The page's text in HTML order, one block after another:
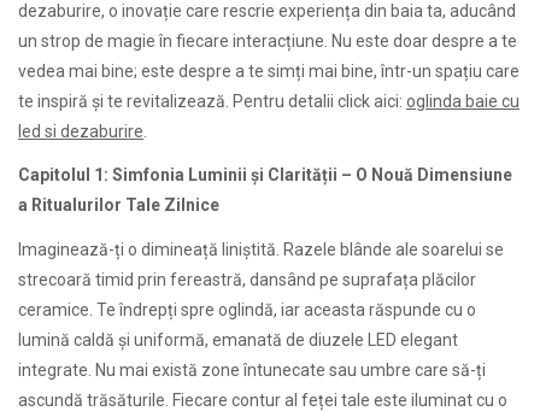
dezaburire, o inovație care rescrie experiența din baia ta, aducând
un strop de magie în fiecare interacțiune. Nu este doar despre a te
vedea mai bine; este despre a te simți mai bine, într-un spațiu care
te inspiră și te revitalizează. Pentru detalii click aici: oglinda baie cu
led si dezaburire
Capitolul 1: Simfonia Luminii și Clarității – O Nouă Dimensiune
a Ritualurilor Tale Zilnice
Imaginează-ți o dimineață liniștită. Razele blânde ale soarelui se
strecoară timid prin fereastră, dansând pe suprafața plăcilor
ceramice. Te îndrepți spre oglindă, iar aceasta răspunde cu o
lumină caldă și uniformă, emanată de diuzele LED elegant
integrate. Nu mai există zone întunecate sau umbre care să-ți
ascundă trăsăturile. Fiecare contur al feței tale este iluminat cu o